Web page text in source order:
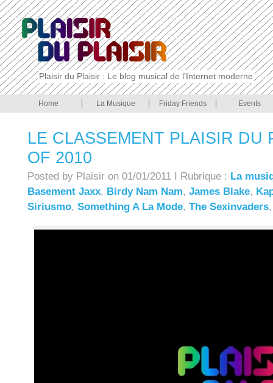
Plaisir du Plaisir : Le blog musical de l'Internet moderne
Home La Musique Friday Friends Events
LE CLASSEMENT PLAISIR DU
OF 2010
Posted by Plaisir on 01/01/2011 I Rubrique : La
Basement Jaxx, Birdy Nam Nam, James Blake,
Siriusmo, Something A La Mode, The Sexinvaders